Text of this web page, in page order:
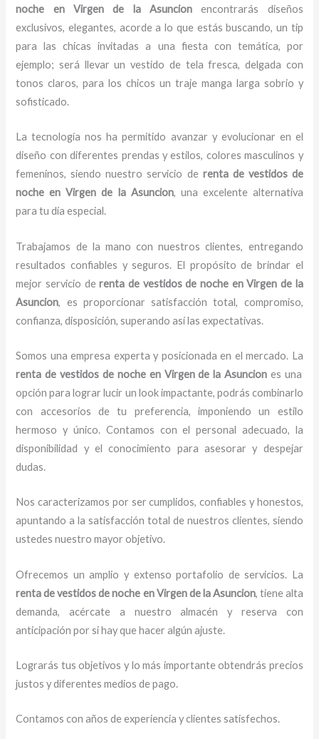
noche en Virgen de la Asuncionencontrarás diseños
exclusivos, elegantes, acorde a lo que estás buscando, un tip
para las chicas invitadas a una fiesta con temática, por
ejemplo; será llevar un vestido de tela fresca, delgada con
tonos claros, para los chicos un traje manga larga sobrio y
sofisticado.
La tecnología nos ha permitido avanzar y evolucionar en el
diseño con diferentes prendas y estilos, colores masculinos y
femeninos, siendo nuestro servicio de renta de vestidos de
nocheen Virgen de la Asuncion, una excelente alternativa
para tu día especial.
Trabajamos de la mano con nuestros clientes, entregando
resultados confiables y seguros. El propósito de brindar el
mejor servicio derenta de vestidos de nocheen Virgen de la
Asuncion, es proporcionar satisfacción total, compromiso,
confianza, disposición, superando así las expectativas.
Somos una empresa experta y posicionada en el mercado. La
renta de vestidos de nocheen Virgen de la Asuncion es una
opción para lograr lucir un look impactante, podrás combinarlo
con accesorios de tu preferencia, imponiendo un estilo
hermoso y único. Contamos con el personal adecuado, la
disponibilidad y el conocimiento para asesorar y despejar
dudas.
Nos caracterizamos por ser cumplidos, confiables y honestos,
apuntando a la satisfacción total de nuestros clientes, siendo
ustedes nuestro mayor objetivo.
Ofrecemos un amplio y extenso portafolio de servicios. La
renta de vestidos de noche en Virgen de la Asuncion, tiene alta
demanda, acércate a nuestro almacén y reserva con
anticipación por si hay que hacer algún ajuste.
Lograrás tus objetivos y lo más importante obtendrás precios
justos y diferentes medios de pago.
Contamos con años de experiencia y clientes satisfechos.